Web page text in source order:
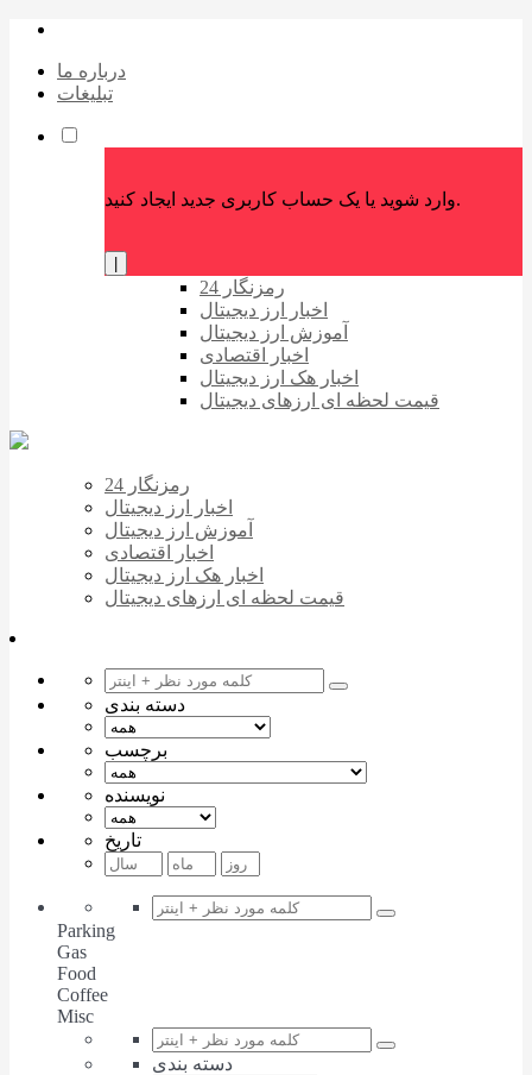
درباره ما
تبلیغات
وارد شوید یا یک حساب کاربری جدید ایجاد کنید.
رمزنگار 24
اخبار ارز دیجیتال
آموزش ارز دیجیتال
اخبار اقتصادی
اخبار هک ارز دیجیتال
قیمت لحظه ای ارزهای دیجیتال
رمزنگار 24
اخبار ارز دیجیتال
آموزش ارز دیجیتال
اخبار اقتصادی
اخبار هک ارز دیجیتال
قیمت لحظه ای ارزهای دیجیتال
دسته بندی
برچسب
نویسنده
تاریخ
Parking
Gas
Food
Coffee
Misc
دسته بندی